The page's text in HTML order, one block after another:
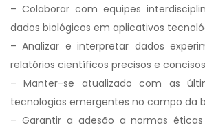
– Colaborar com equipes
dados biológicos em aplicativos
– Analizar e interpretar dados
relatórios científicos precisos e
– Manter-se atualizado com as
tecnologias emergentes no campo da
– Garantir a adesão a normas